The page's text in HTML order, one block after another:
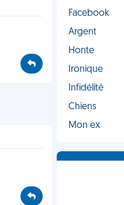
Facebook
Argent
Honte
Ironique
Infidélité
Chiens
Mon ex